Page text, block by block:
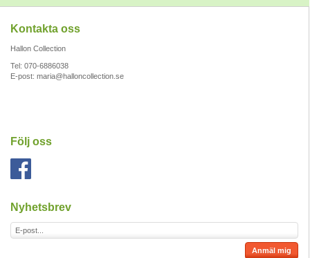
Kontakta oss
Hallon Collection
Tel: 070-6886038
E-post: maria@halloncollection.se
Följ oss
Nyhetsbrev
Anmäl mig